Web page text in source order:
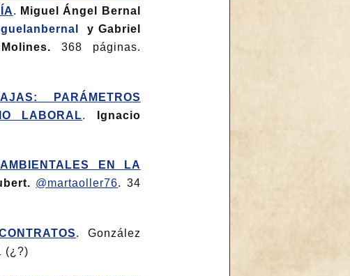
. Miguel Ángel Bernal
y Gabriel
368 páginas.
PARÁMETROS
LABORAL.
Ignacio
EN LA
@martaoller76. 34
. González
(¿?)